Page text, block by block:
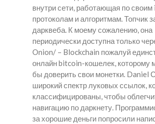
внутри сети, работающая по своим
протоколам и алгоритмам. Топчик
дарквеба. К моему сожалению, она
периодически доступна только
Onion/ – Blockchain пожалуй
онлайн bitcoin-кошелек, которому
бы доверить свои монетки. Daniel
широкий спектр луковых ссылок,
классифицированы, чтобы
навигацию по даркнету.
за хорошие деньги попросили